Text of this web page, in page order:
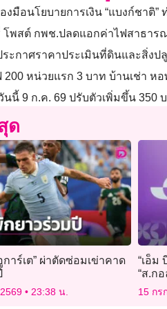
งมือนโยบายการเงิน “แบงก์ชาติ”
พสต์ กพช.ปลดแอกค่าไฟสาธาร
ะกาศราคาประเมินที่ดินและสิ่ง
200 หน่วยแรก 3 บาท บ้านเช่า
นนี้ 9 ก.ค. 69 ปรับตัวเพิ่มขึ้น 350
ด
การ์เต” ผ่าตัดซ่อมเข่าคาด
23:38 น.
“เอ็ม
“ส.ก
วงกา
15 กร